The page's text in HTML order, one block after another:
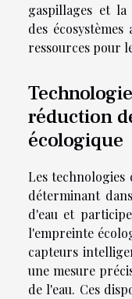
gaspillages et
des
ressources pour
réduction
écologique
Les
déterminant
d'eau et
l'empreinte
capteurs
une mesure
de l'eau. Ces